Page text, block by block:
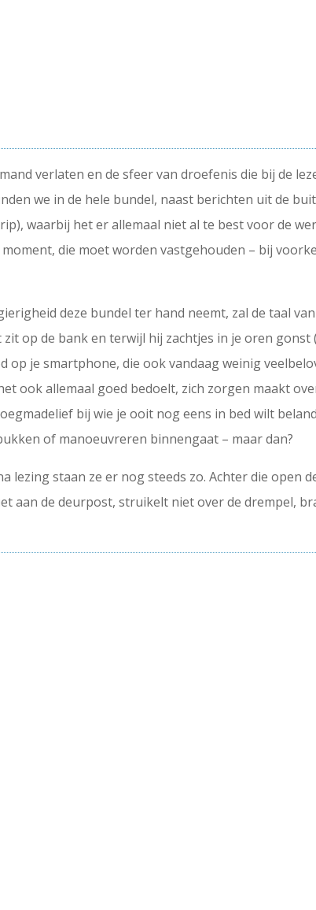
verlaten en de sfeer van droefenis die bij de
we in de hele bundel, naast berichten uit de
waarbij het er allemaal niet al te best voor de
die moet worden vastgehouden – bij
deze bundel ter hand neemt, zal de taal
op de bank en terwijl hij zachtjes in je oren gonst
op je smartphone, die ook vandaag weinig
ook allemaal goed bedoelt, zich zorgen maakt
bij wie je ooit nog eens in bed wilt
of manoeuvreren binnengaat – maar dan?
lezing staan ze er nog steeds zo. Achter die open
aan de deurpost, struikelt niet over de drempel,